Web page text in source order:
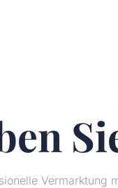
Vermarktung